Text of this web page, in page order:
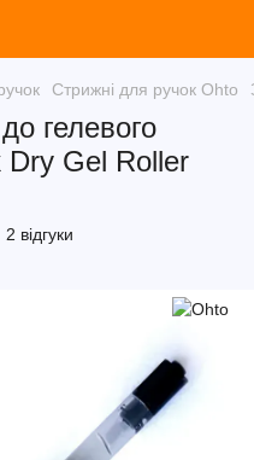
Стрижні для ручок Ohto
гелевого
Gel Roller
2 відгуки